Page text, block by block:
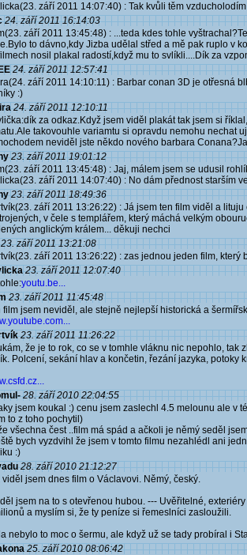
září 2011 14:07:40) : Tak kvůli těm
24. září 2011 16:14:03
září 2011 13:45:48) : ...teda kdes tohle
to dávno,kdy Jizba udělal střed a mě pak ruplo v
nosil plakal radostí,když mu to svlíkli....Dík za
24. září 2011 12:57:41
září 2011 14:10:11) : Barbar conan 3D je otřesná
:)
24. září 2011 12:10:11
za odkaz.Když jsem viděl plakát tak jsem si
takovouhle variamtu si opravdu nemohu nechat
neviděl jste někdo nového barbara
23. září 2011 19:01:12
září 2011 13:45:48) : Jaj, málem jsem se udusil
září 2011 14:07:40) : No dám přednost starším
23. září 2011 18:49:36
září 2011 13:26:22) : Já jsem ten film viděl a
v čele s templářem, který máchá velkým
anglickým králem... děkuji nechci
23. září 2011 13:21:08
září 2011 13:26:22) : zas jednou jeden film, který
23. září 2011 12:07:40
youtu.be...
23. září 2011 11:45:48
film jsem neviděl, ale stejně nejlepší historická a
23. září 2011 11:26:22
že je to rok, co se v tomhle vláknu nic nepohlo, tak
Polcení, sekání hlav a končetin, řezání jazyka, potoky
28. září 2010 22:04:55
jsem koukal :) cenu jsem zaslechl 4.5 melounu ale v
to z toho pochytil)
všechna čest ..film má spád a ačkoli je němý seděl
bych vyzdvihl že jsem v tomto filmu nezahlédl ani
:)
28. září 2010 21:12:27
viděl jsem dnes film o Václavovi. Němý, český.
jsem na to s otevřenou hubou. --- Uvěřitelné,
a myslím si, že ty peníze si řemeslníci zasloužili.
nebylo to moc o šermu, ale když už se tady probíral i
25. září 2010 08:06:42